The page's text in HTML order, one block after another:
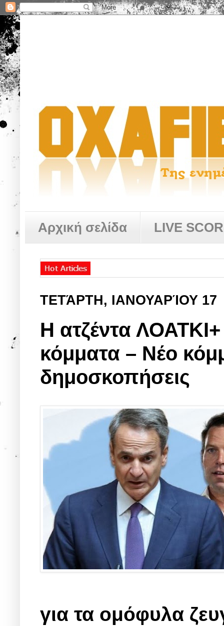
Αρχική σελίδα LIVE
ΤΕΤΆΡΤΗ, ΙΑΝΟΥΑΡΊΟΥ 17
H ατζέντα
κόμματα – Νέο
δημοσκοπήσεις
για τα ομόφυλα